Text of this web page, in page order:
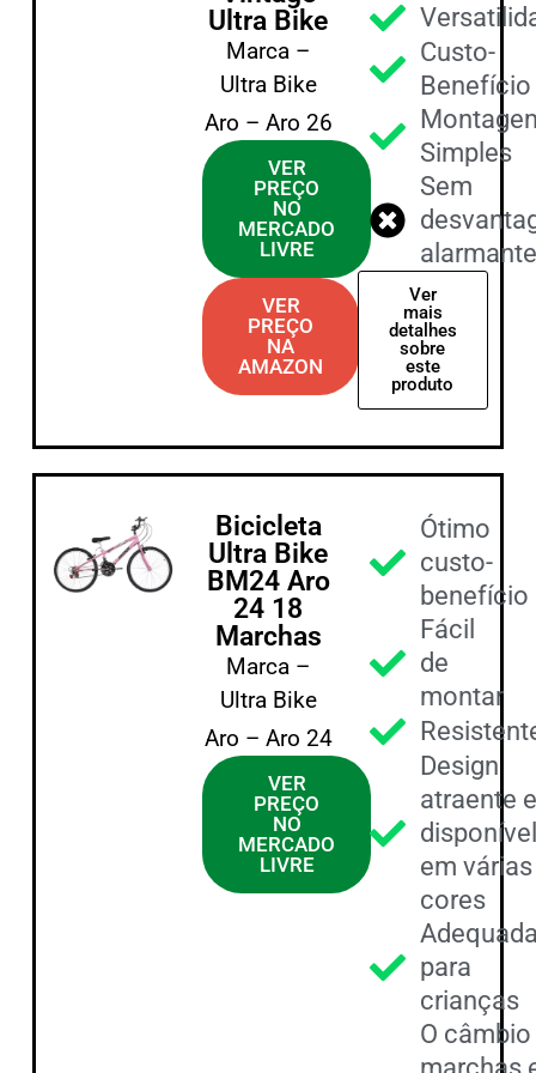
Ultra Bike
Marca –
Ultra Bike
Aro – Aro 26
VER
PREÇO
NO
MERCADO
LIVRE
VER
PREÇO
NA
AMAZON
Custo-
Benefício
Simples
Sem
Ver
mais
detalhes
sobre
este
produto
Bicicleta
Ultra Bike
BM24 Aro
24 18
Marchas
Marca –
Ultra Bike
Aro – Aro 24
VER
PREÇO
NO
MERCADO
LIVRE
Ótimo
custo-
benefício
Fácil
de
montar
Design
atraente
em várias
cores
para
crianças
O